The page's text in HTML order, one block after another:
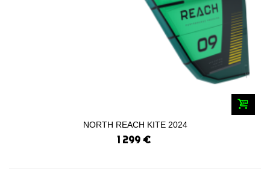
NORTH REACH KITE 2024
1 299 €